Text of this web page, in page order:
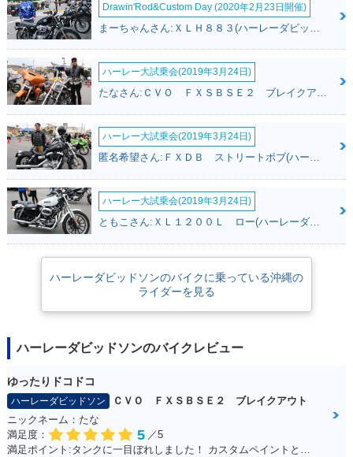
Drawin'Rod&Custom Day (2020年2月23日開催)
ハーレー大試乗会(2019年3月24日)
たなさん:ＣＶＯ ＦＸＳＢＳＥ２ ブレイクアウト(ハーレーダビッドソン)
ハーレー大試乗会(2019年3月24日)
匿名希望さん:ＦＸＤＢ ストリートボブ(ハーレーダビッドソン)
ハーレー大試乗会(2019年3月24日)
ともこさん:ＸＬ１２００Ｌ ロー(ハーレーダビッドソン)
ハーレーダビッドソンのバイクに乗っている沖縄の
ライダーを見る
ハーレーダビッドソンのバイクレビュー
ゆったりドコドコ
ハーレーダビッドソン
ＣＶＯ ＦＸＳＢＳＥ２ ブレイクアウト
ニックネーム：たな
満足度：
5 ／5